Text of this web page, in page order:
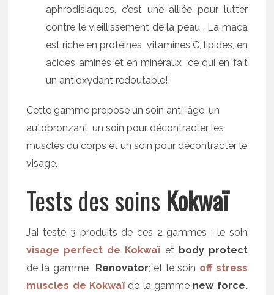
aphrodisiaques, c’est une alliée pour lutter
contre le vieillissement de la peau . La maca
est riche en protéines, vitamines C, lipides, en
acides aminés et en minéraux ce qui en fait
un antioxydant redoutable!
Cette gamme propose un soin anti-âge, un
autobronzant, un soin pour décontracter les
muscles du corps et un soin pour décontracter le
visage.
Tests des soins Kokwaï
J’ai testé 3 produits de ces 2 gammes : le soin
visage perfect de Kokwaï et body protect
de la gamme
Renovator; et le soin off stress
muscles de Kokwaï de la gamme new force.